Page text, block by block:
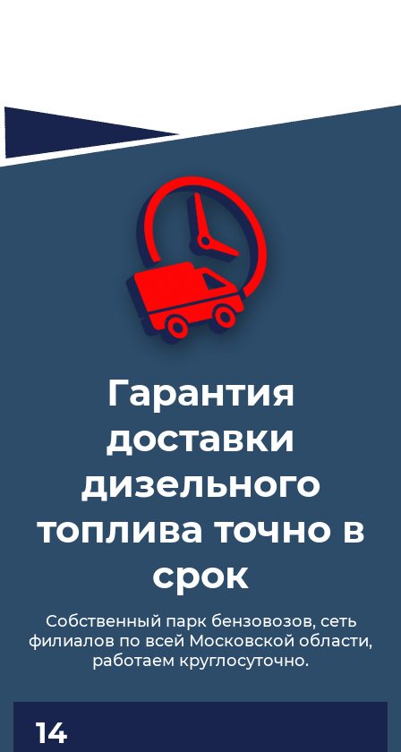
Гарантия
доставки
дизельного
топлива точно в
срок
Собственный парк бензовозов, сеть
филиалов по всей Московской области,
работаем круглосуточно.
14